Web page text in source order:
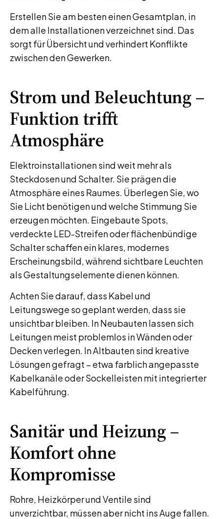
Erstellen Sie am besten einen Gesamtplan, in
dem alle Installationen verzeichnet sind. Das
sorgt für Übersicht und verhindert Konflikte
zwischen den Gewerken.
Strom und Beleuchtung –
Funktion trifft
Atmosphäre
Elektroinstallationen sind weit mehr als
Steckdosen und Schalter. Sie prägen die
Atmosphäre eines Raumes. Überlegen Sie, wo
Sie Licht benötigen und welche Stimmung Sie
erzeugen möchten. Eingebaute Spots,
verdeckte LED-Streifen oder flächenbündige
Schalter schaffen ein klares, modernes
Erscheinungsbild, während sichtbare Leuchten
als Gestaltungselemente dienen können.
Achten Sie darauf, dass Kabel und
Leitungswege so geplant werden, dass sie
unsichtbar bleiben. In Neubauten lassen sich
Leitungen meist problemlos in Wänden oder
Decken verlegen. In Altbauten sind kreative
Lösungen gefragt – etwa farblich angepasste
Kabelkanäle oder Sockelleisten mit integrierter
Kabelführung.
Sanitär und Heizung –
Komfort ohne
Kompromisse
Rohre, Heizkörper und Ventile sind
unverzichtbar, müssen aber nicht ins Auge fallen.